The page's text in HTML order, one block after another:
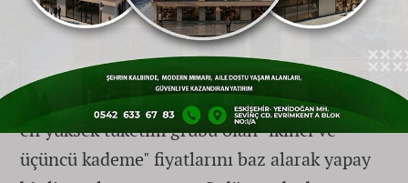
büyükşehirde vatandaşların ezici
çoğunluğunun tükettiği "birinci kademe" su
fiyatlarıEskişehir’den çok daha ucuz
olmasına rağmen, yönetim diğer şehirlerin
en yüksek tüketim grubu olan "ikinci ve
üçüncü kademe" fiyatlarını baz alarak yapay